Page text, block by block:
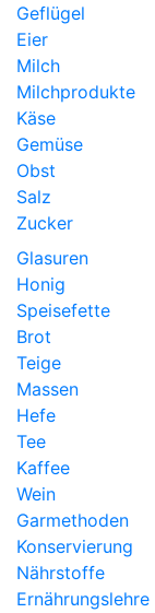
Geflügel
Eier
Milch
Milchprodukte
Käse
Gemüse
Obst
Salz
Zucker
Glasuren
Honig
Speisefette
Brot
Teige
Massen
Hefe
Tee
Kaffee
Wein
Garmethoden
Konservierung
Nährstoffe
Ernährungslehre